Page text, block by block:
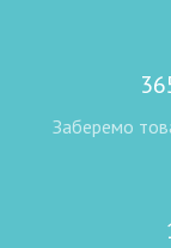
Заберемо